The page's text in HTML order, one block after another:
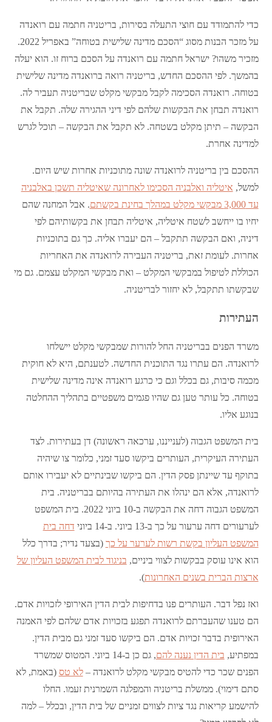
כדי להתמודד עם חוצי התעלה בסירות, בריטניה חתמה עם רואנדה
על מזכר הבנות מסוג “הסכם מדינה שלישית בטוחה” באפריל 2022.
מזכיר משהו? ישראל חתמה עם רואנדה על הסכם ברוח זו. הוא יעלה
בהמשך. לפי ההסכם החדש, בריטניה רואה ברואנדה מדינה שלישית
בטוחה. רואנדה הסכימה לקבל מבקשי מקלט שבריטניה תעביר לה.
רואנדה תבחן את הבקשות שלהם לפי דיני ההגירה שלה. תקבל את
הבקשה – תיתן מקלט בשטחה. לא תקבל את הבקשה – תוכל לגרש
למדינה אחרת.
ההסכם בין בריטניה לרואנדה שונה מתוכניות אחרות שיש היום.
למשל, איטליה ואלבניה הסכימו לאחרונה שאיטליה תשכן באלבניה
עד 3,000 מבקשי מקלט במהלך בחינת בקשתם
. אבל המחנה שהם
יחיו בו ייחשב לשטח איטליה, איטליה תבחן את בקשותיהם לפי
דיניה, ואם הבקשה תתקבל – הם יעברו אליה. כך גם בתוכניות
אחרות. לעומת זאת, בריטניה העבירה לרואנדה את האחריות
הכוללת לטיפול במבקשי המקלט – ואת מבקשי המקלט עצמם. גם מי
שבקשתו תתקבל, לא יחזור לבריטניה.
העתירות
משרד הפנים בבריטניה החל להורות שמבקשי מקלט יישלחו
לרואנדה. הם עתרו נגד התוכנית החדשה. לטענתם, היא לא חוקית
מכמה סיבות, גם בכלל וגם כי כרגע רואנדה אינה מדינה שלישית
בטוחה. כל עותר טען גם שהיו פגמים משפטיים בתהליך ההחלטה
בנוגע אליו.
בית המשפט הגבוה (לענייננו, ערכאה ראשונה) דן בעתירות. לצד
העתירה העיקרית, העותרים ביקשו סעד זמני, כלומר צו שיהיה
בתוקף עד שיינתן פסק הדין. הם ביקשו שבינתיים לא יעבירו אותם
לרואנדה, אלא הם ינהלו את העתירה בהיותם בבריטניה. בית
המשפט הגבוה דחה את הבקשה ב-10 ביוני 2022. בית המשפט
לערעורים דחה ערעור על כך ב-13 ביוני. ב-14 ביוני
דחה בית
המשפט העליון בקשת רשות לערער על כך (בצעד נדיר; בדרך כלל
הוא אינו עוסק בבקשות לצווי ביניים, בניגוד לבית המשפט העליון של
ארצות הברית בשנים האחרונות).
ואז נפל דבר. העותרים פנו בדחיפות לבית הדין האירופי לזכויות אדם.
הם טענו שהעברתם לרואנדה תפגע בזכויות אדם שלהם לפי האמנה
האירופית בדבר זכויות אדם. הם ביקשו סעד זמני גם מבית הדין.
במפתיע, בית הדין נענה להם
, גם כן ב-14 ביוני. המטוס שמשרד
הפנים שכר כדי להטיס מבקשי מקלט לרואנדה –לא טס (באמת, לא
סתם דימוי). ממשלת בריטניה והמפלגה השמרנית זעמו. החלו
להישמע קריאות נגד ציות לצווים זמניים של בית הדין, ובכלל – למה